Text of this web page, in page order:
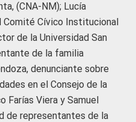
(CNA-NM); Lucía
Comité Cívico Institucional
de la Universidad San
de la familia
denunciante sobre
en el Consejo de la
Farías Viera y Samuel
de representantes de la